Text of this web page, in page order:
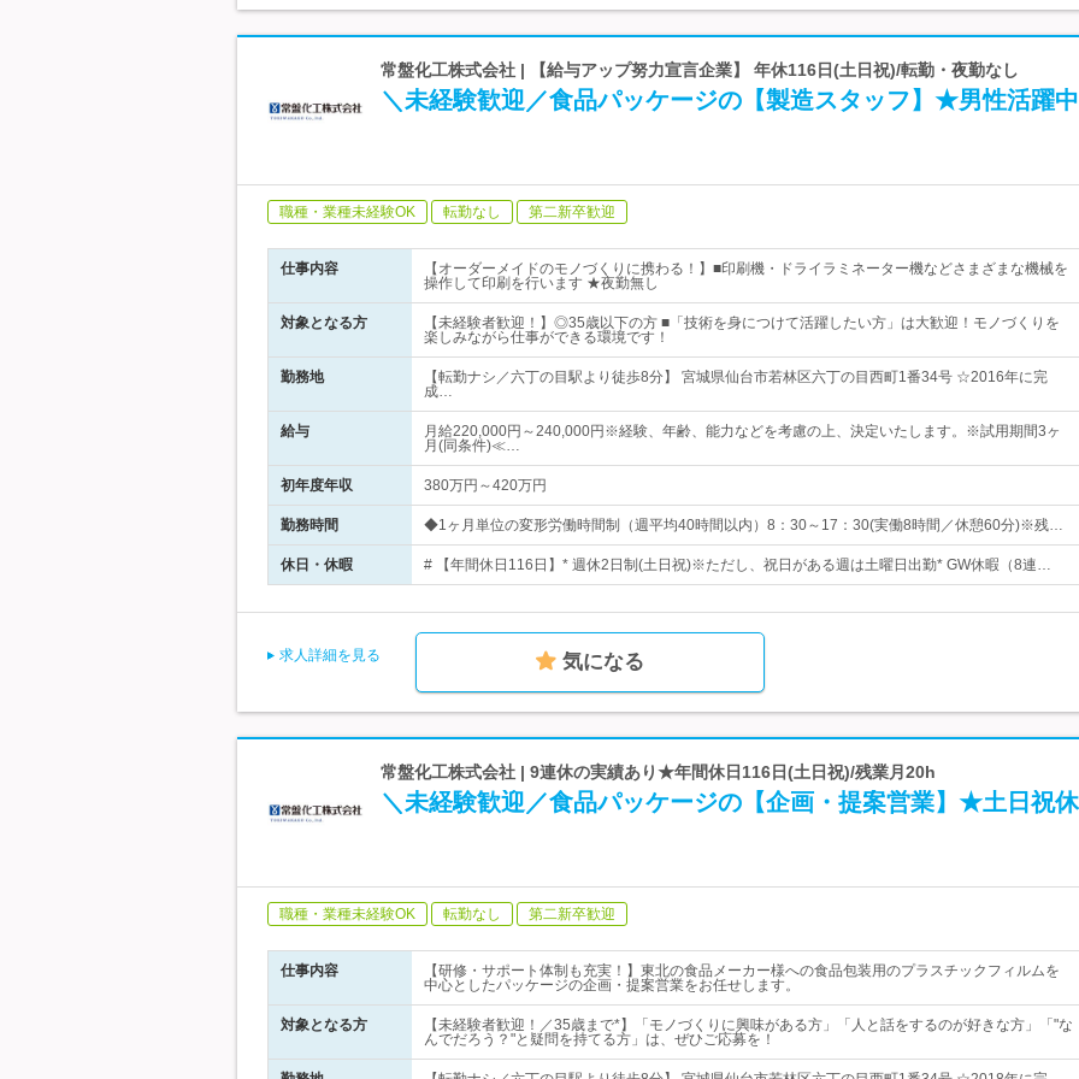
常盤化工株式会社 | 【給与アップ努力宣言企業】 年休116日(土日祝)/転勤・夜勤なし
＼未経験歓迎／食品パッケージの【製造スタッフ】★男性活躍中
職種・業種未経験OK 転勤なし 第二新卒歓迎
仕事内容
【オーダーメイドのモノづくりに携わる！】■印刷機・ドライラミネーター機などさまざまな機械を
操作して印刷を行います ★夜勤無し
対象となる方
【未経験者歓迎！】◎35歳以下の方 ■「技術を身につけて活躍したい方」は大歓迎！モノづくりを
楽しみながら仕事ができる環境です！
勤務地
【転勤ナシ／六丁の目駅より徒歩8分】 宮城県仙台市若林区六丁の目西町1番34号 ☆2016年に完
成…
給与
月給220,000円～240,000円※経験、年齢、能力などを考慮の上、決定いたします。※試用期間3ヶ
月(同条件)≪…
初年度年収 380万円～420万円
勤務時間 ◆1ヶ月単位の変形労働時間制（週平均40時間以内）8：30～17：30(実働8時間／休憩60分)※残…
休日・休暇 # 【年間休日116日】* 週休2日制(土日祝)※ただし、祝日がある週は土曜日出勤* GW休暇（8連…
求人詳細を見る 気になる
常盤化工株式会社 | 9連休の実績あり★年間休日116日(土日祝)/残業月20h
＼未経験歓迎／食品パッケージの【企画・提案営業】★土日祝
職種・業種未経験OK 転勤なし 第二新卒歓迎
仕事内容
【研修・サポート体制も充実！】東北の食品メーカー様への食品包装用のプラスチックフィルムを
中心としたパッケージの企画・提案営業をお任せします。
対象となる方
【未経験者歓迎！／35歳まで*】「モノづくりに興味がある方」「人と話をするのが好きな方」「"な
んでだろう？"と疑問を持てる方」は、ぜひご応募を！